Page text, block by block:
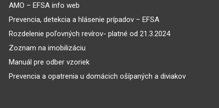
AMO – EFSA info web
Prevencia, detekcia a hlásenie prípadov – EFSA
Rozdelenie poľovných revírov- platné od 21.3.2024
Zoznam na imobilizáciu
Manuál pre odber vzoriek
Prevencia a opatrenia u domácich ošípaných a diviakov